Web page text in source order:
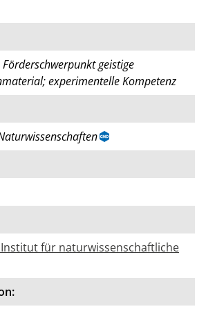
geistige
experimentelle Kompetenz
für naturwissenschaftliche